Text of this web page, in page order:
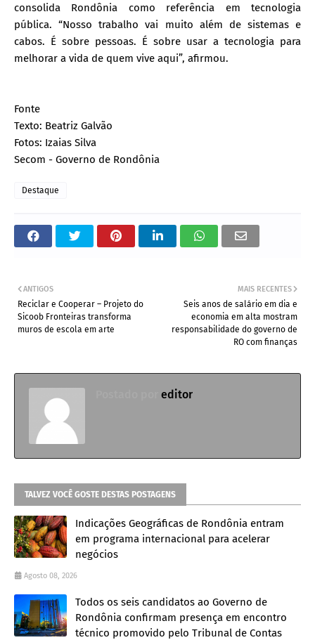
consolida Rondônia como referência em tecnologia
pública. “Nosso trabalho vai muito além de sistemas e
cabos. É sobre pessoas. É sobre usar a tecnologia para
melhorar a vida de quem vive aqui”, afirmou.
Fonte
Texto: Beatriz Galvão
Fotos: Izaias Silva
Secom - Governo de Rondônia
Destaque
MAIS RECENTES
Seis anos de salário em dia e
economia em alta mostram
responsabilidade do governo de
RO com finanças
ANTIGOS
​Reciclar e Cooperar – Projeto do
Sicoob Fronteiras transforma
muros de escola em arte
editor
TALVEZ VOCÊ GOSTE DESTAS POSTAGENS
Indicações Geográficas de Rondônia entram
em programa internacional para acelerar
negócios
Agosto 08, 2026
Todos os seis candidatos ao Governo de
Rondônia confirmam presença em encontro
técnico promovido pelo Tribunal de Contas